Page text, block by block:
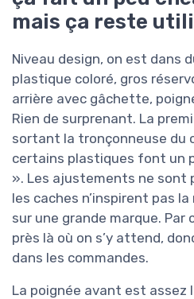
mais ça reste
Niveau design, on est dans
plastique coloré, gros
arrière avec gâchette,
Rien de surprenant. La
sortant la tronçonneuse du
certains plastiques font un
». Les ajustements ne
les caches n’inspirent pas
sur une grande marque.
près là où on s’y attend,
dans les commandes.
La poignée avant est assez